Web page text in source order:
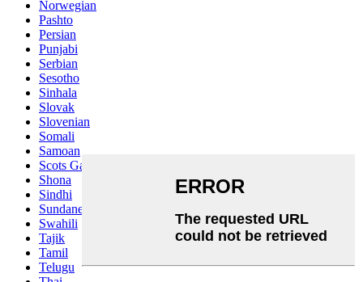
Norwegian
Pashto
Persian
Punjabi
Serbian
Sesotho
Sinhala
Slovak
Slovenian
Somali
Samoan
Scots Gaelic
Shona
Sindhi
Sundanese
Swahili
Tajik
Tamil
Telugu